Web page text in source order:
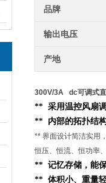
品牌
输出电压
产地
300V/3A dc可调式
** 采用温控风扇
** 内部的拓扑结
** 界面设计简洁实用
恒压、恒流、恒功率
** 记忆存储，能
** 体积小、重量轻